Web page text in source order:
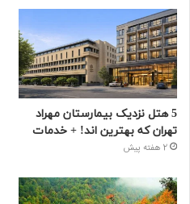
5 هتل نزدیک بیمارستان مهراد
تهران که بهترین‌ اند! + خدمات
2 هفته پیش